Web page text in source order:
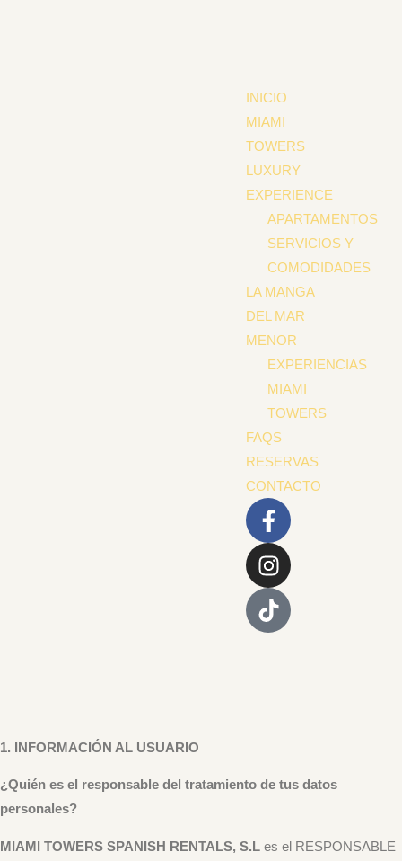
INICIO
MIAMI
TOWERS
LUXURY
EXPERIENCE
APARTAMENTOS
SERVICIOS Y
COMODIDADES
LA MANGA
DEL MAR
MENOR
EXPERIENCIAS
MIAMI
TOWERS
FAQS
RESERVAS
CONTACTO
1. INFORMACIÓN AL USUARIO
¿Quién es el responsable del tratamiento de tus datos
personales?
MIAMI TOWERS SPANISH RENTALS, S.L es el RESPONSABLE